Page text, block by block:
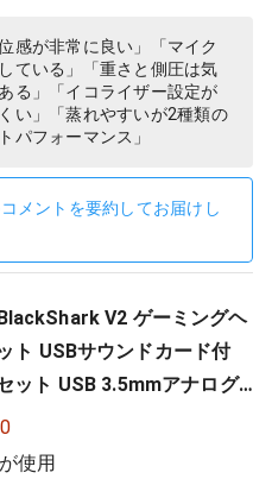
正規品 【 ファイナルファ
XIV 推奨モデル 】
感が非常に良い」「マイク
ている」「重さと側圧は気
る」「イコライザー設定が
い」「蒸れやすいが2種類の
パフォーマンス」
メントを要約してお届けし
V2 ゲーミングヘ
ト USBサウンドカード付
ット USB 3.5mmアナログ
立体音響 特許技術採用チ
ト50mmドライバー 単一指
使用